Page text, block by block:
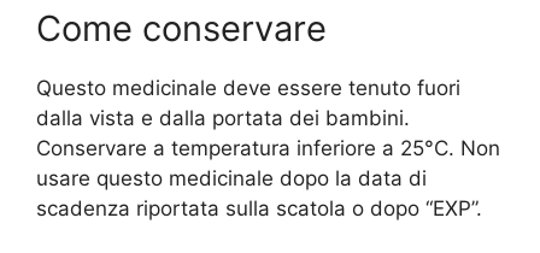
Come conservare
Questo medicinale deve essere tenuto fuori
dalla vista e dalla portata dei bambini.
Conservare a temperatura inferiore a 25°C. Non
usare questo medicinale dopo la data di
scadenza riportata sulla scatola o dopo “EXP”.